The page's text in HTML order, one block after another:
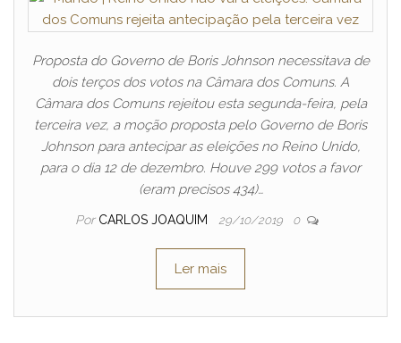
Proposta do Governo de Boris Johnson necessitava de
dois terços dos votos na Câmara dos Comuns. A
Câmara dos Comuns rejeitou esta segunda-feira, pela
terceira vez, a moção proposta pelo Governo de Boris
Johnson para antecipar as eleições no Reino Unido,
para o dia 12 de dezembro. Houve 299 votos a favor
(eram precisos 434)…
Por CARLOS JOAQUIM 29/10/2019 0
Ler mais